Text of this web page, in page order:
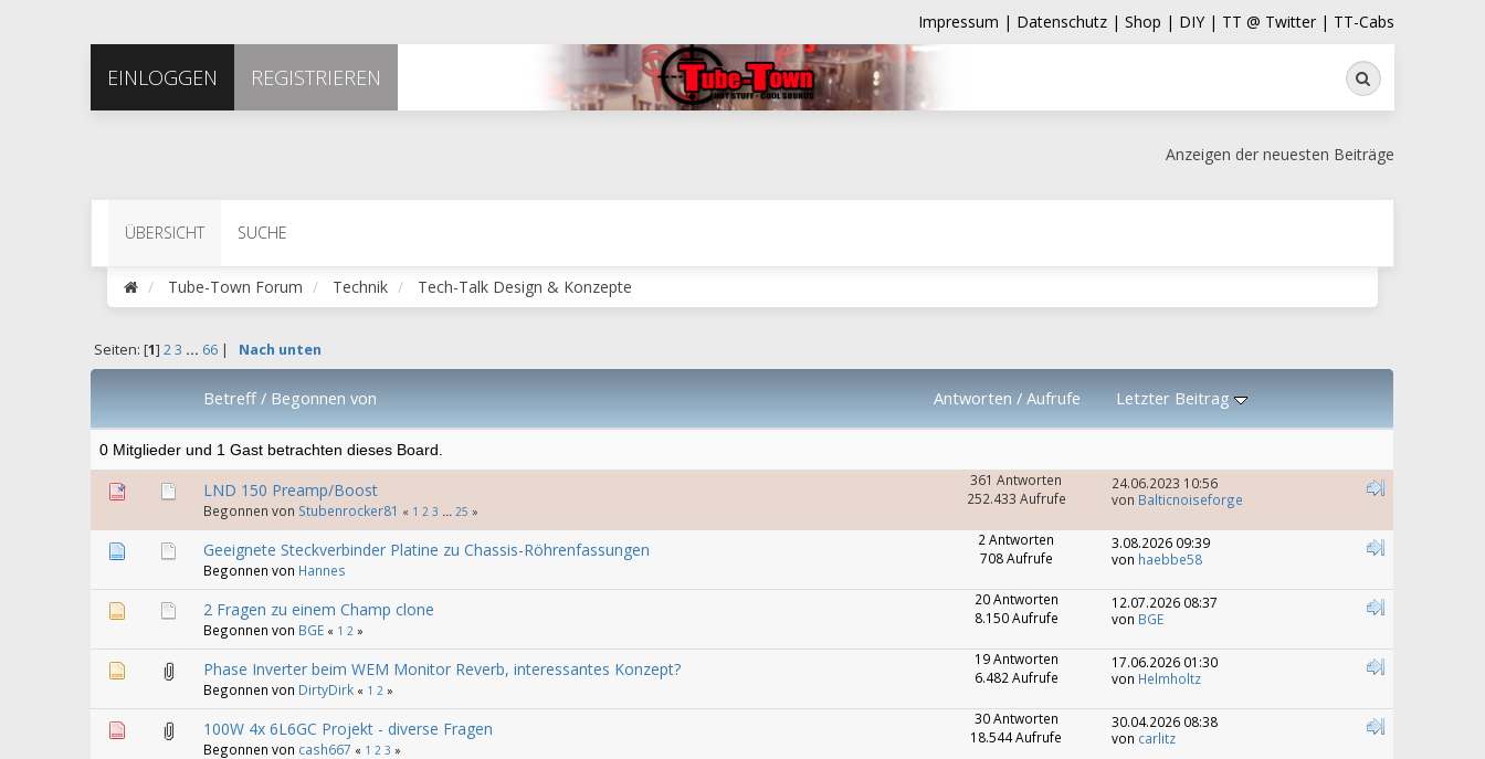
Impressum | Datenschutz | Shop | DIY | TT @ Twitter | TT-Cabs
EINLOGGEN REGISTRIEREN Suche
Anzeigen der neuesten Beiträge
ÜBERSICHT SUCHE
Tube-Town Forum Technik Tech-Talk Design & Konzepte
Seiten: [1] 23 ... 66| Nach unten
Betreff/ Begonnen von Antworten /Aufrufe Letzter Beitrag
0 Mitglieder und 1 Gast betrachten dieses Board.
LND 150 Preamp/Boost
Begonnen von Stubenrocker81 « 1 2 3 ...25 »
361 Antworten
252.433 Aufrufe
24.06.2023 10:56
von Balticnoiseforge
Geeignete Steckverbinder Platine zu Chassis-Röhrenfassungen
Begonnen von Hannes
2 Antworten
708 Aufrufe
3.08.2026 09:39
von haebbe58
2 Fragen zu einem Champ clone
Begonnen von BGE « 1 2 »
20 Antworten
8.150 Aufrufe
12.07.2026 08:37
von BGE
Phase Inverter beim WEM Monitor Reverb, interessantes Konzept?
Begonnen von DirtyDirk « 1 2 »
19 Antworten
6.482 Aufrufe
17.06.2026 01:30
von Helmholtz
100W 4x 6L6GC Projekt - diverse Fragen
Begonnen von cash667 « 1 2 3 »
30 Antworten
18.544 Aufrufe
30.04.2026 08:38
von carlitz